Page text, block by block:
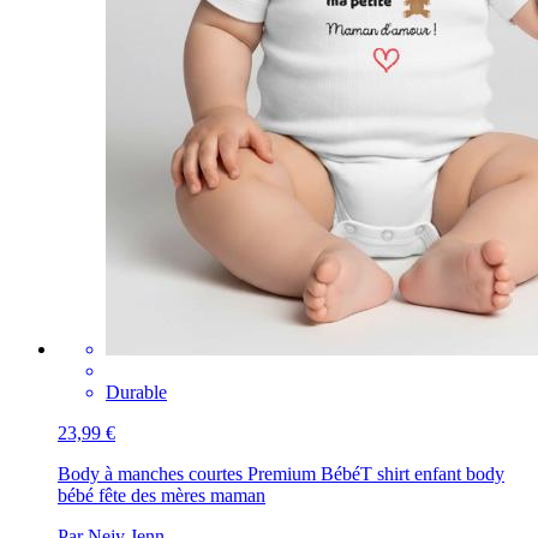
Durable
23,99 €
Body à manches courtes Premium BébéT shirt enfant body
bébé fête des mères maman